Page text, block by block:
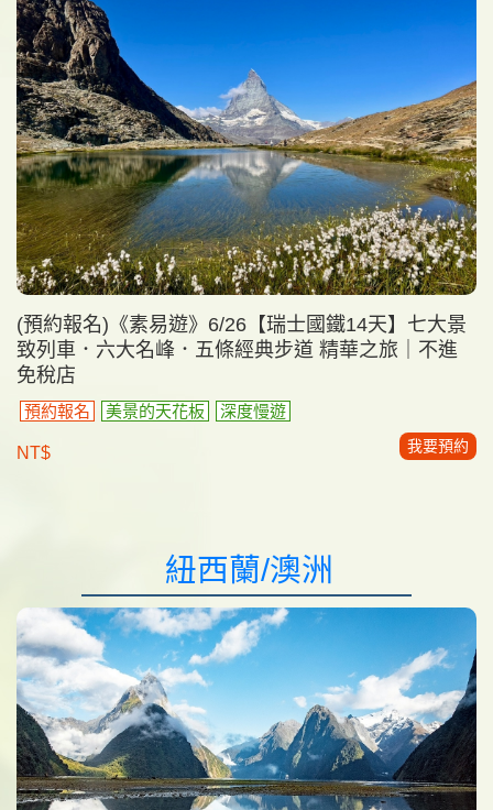
(預約報名)《素易遊》6/26【瑞士國鐵14天】七大景
致列車．六大名峰．五條經典步道 精華之旅｜不進
免稅店
預約報名 美景的天花板 深度慢遊
NT$ 我要預約
紐西蘭/澳洲